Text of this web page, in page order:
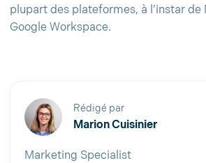
plupart des plateformes, à l’instar
Google Workspace.
Rédigé par
Marion Cuisinier
Marketing Specialist